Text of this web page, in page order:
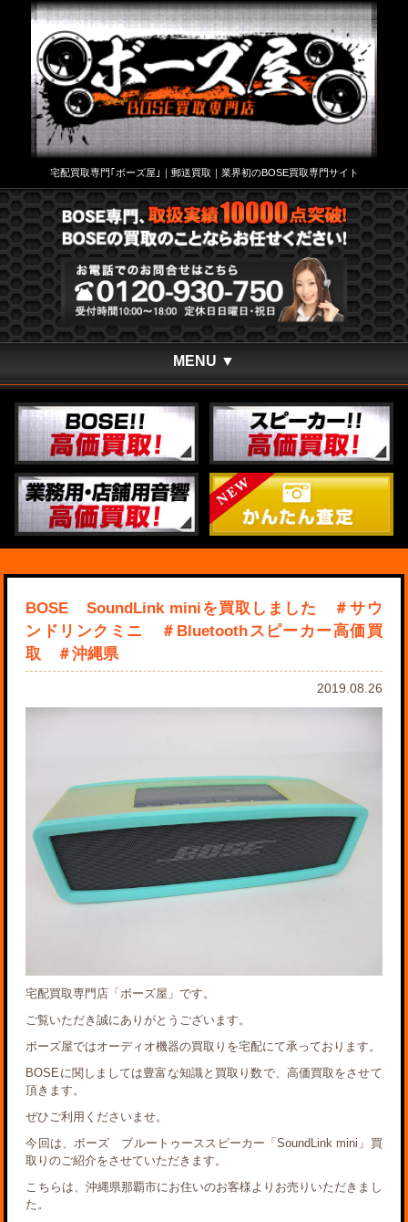
宅配買取専門｢ボーズ屋｣｜郵送買取｜業界初のBOSE買取専門サイト
MENU ▼
BOSE SoundLink miniを買取しました ＃サウ
ンドリンクミニ ＃Bluetoothスピーカー高価買
取 ＃沖縄県
2019.08.26
宅配買取専門店「ボーズ屋」です。
ご覧いただき誠にありがとうございます。
ボーズ屋ではオーディオ機器の買取りを宅配にて承っております。
BOSEに関しましては豊富な知識と買取り数で、高価買取をさせて
頂きます。
ぜひご利用くださいませ。
今回は、ボーズ ブルートゥーススピーカー「SoundLink mini」買
取りのご紹介をさせていただきます。
こちらは、沖縄県那覇市にお住いのお客様よりお売りいただきまし
た。